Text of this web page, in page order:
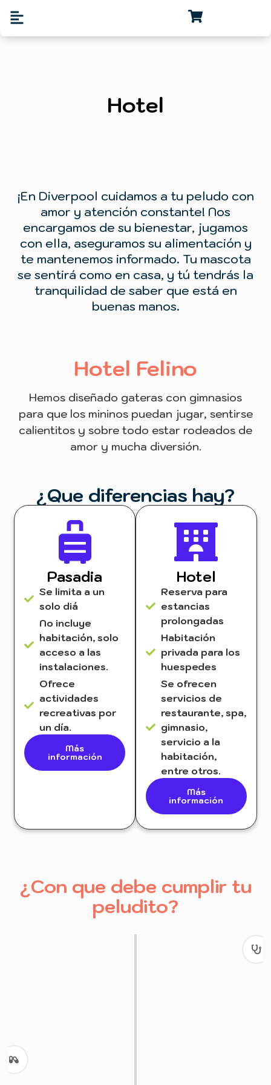
Hotel
¡En Diverpool cuidamos a tu peludo con
amor y atención constante! Nos
encargamos de su bienestar, jugamos
con ella, aseguramos su alimentación y
te mantenemos informado. Tu mascota
se sentirá como en casa, y tú tendrás la
tranquilidad de saber que está en
buenas manos.
Hotel Felino
Hemos diseñado gateras con gimnasios
para que los mininos puedan jugar, sentirse
calientitos y sobre todo estar rodeados de
amor y mucha diversión.
¿Que diferencias hay?
Pasadia
Se limita a un
solo diá
No incluye
habitación, solo
acceso a las
instalaciones.
Ofrece
actividades
recreativas por
un día.
Más
información
Hotel
Reserva para
estancias
prolongadas
Habitación
privada para los
huespedes
Se ofrecen
servicios de
restaurante, spa,
gimnasio,
servicio a la
habitación,
entre otros.
Más
información
¿Con que debe cumplir tu
peludito?